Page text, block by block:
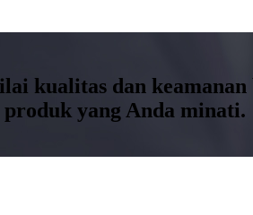
kualitas dan
yang Anda minati.